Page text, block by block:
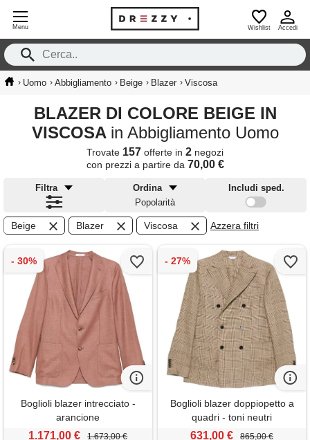
Menu Wishlist Accedi
› Uomo › Abbigliamento › Beige › Blazer › Viscosa
BLAZER DI COLORE BEIGE IN
VISCOSA in Abbigliamento Uomo
Trovate 157 offerte in 2 negozi
con prezzi a partire da 70,00 €
Filtra
Ordina
Popolarità
Includi sped.
Beige Blazer Viscosa Azzera filtri
Boglioli blazer intrecciato -
arancione
1.171,00 € 1.673,00 €
Boglioli blazer doppiopetto a
quadri - toni neutri
631,00 € 865,00 €